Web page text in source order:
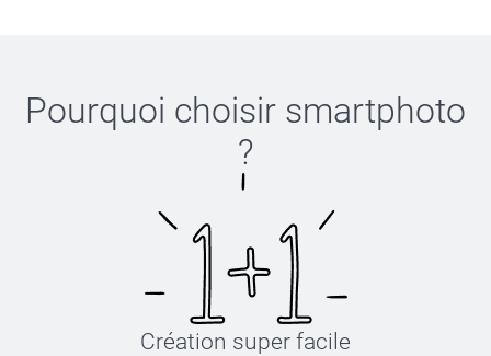
Pourquoi choisir smartphoto
?
Création super facile